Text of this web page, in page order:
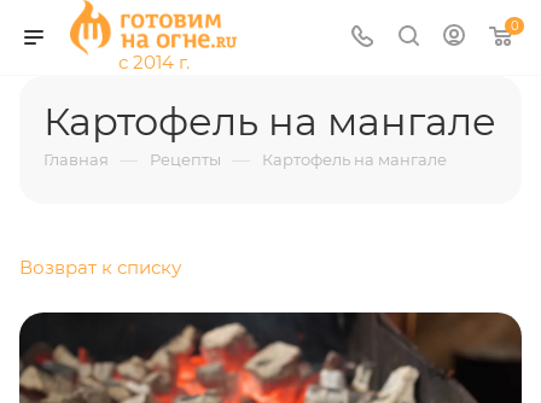
0
Картофель на мангале
Главная — Рецепты — Картофель на мангале
Возврат к списку